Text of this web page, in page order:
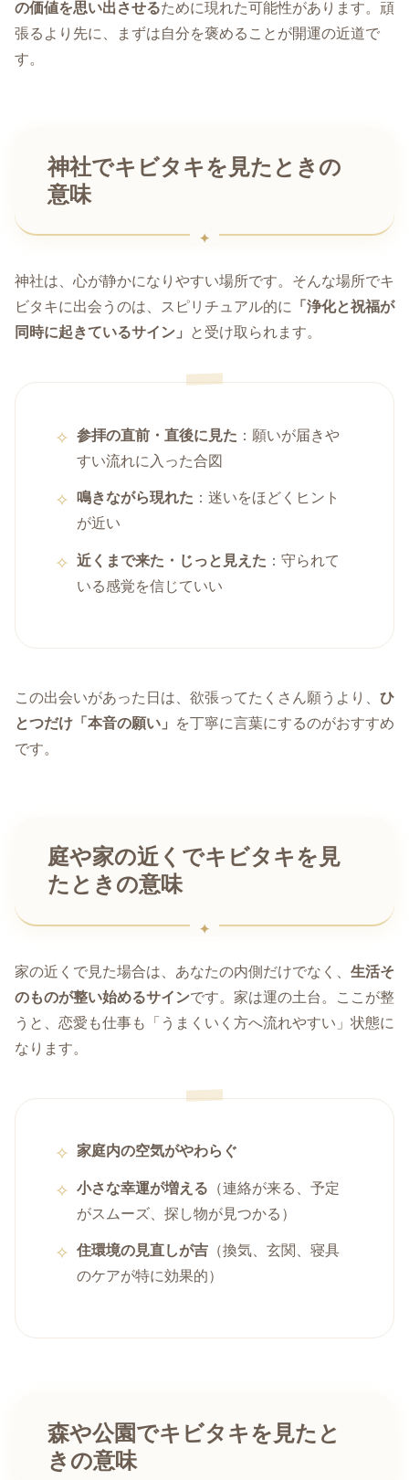
の価値を思い出させるために現れた可能性があります。頑
張るより先に、まずは自分を褒めることが開運の近道で
す。
神社でキビタキを見たときの
意味
神社は、心が静かになりやすい場所です。そんな場所でキ
ビタキに出会うのは、スピリチュアル的に 「浄化と祝福が
同時に起きているサイン」
と受け取られます。
参拝の直前・直後に見た ：願いが届きや
すい流れに入った合図
鳴きながら現れた ：迷いをほどくヒント
が近い
近くまで来た・じっと見えた ：守られて
いる感覚を信じていい
この出会いがあった日は、欲張ってたくさん願うより、 ひ
とつだけ「本音の願い」
を丁寧に言葉にするのがおすすめ
です。
庭や家の近くでキビタキを見
たときの意味
家の近くで見た場合は、あなたの内側だけでなく、 生活そ
のものが整い始めるサインです。家は運の土台。ここが整
うと、恋愛も仕事も「うまくいく方へ流れやすい」状態に
なります。
家庭内の空気がやわらぐ
小さな幸運が増える （連絡が来る、予定
がスムーズ、探し物が見つかる）
住環境の見直しが吉 （換気、玄関、寝具
のケアが特に効果的）
森や公園でキビタキを見たと
きの意味